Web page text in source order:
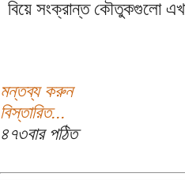
বিয়ে সংক্রান্ত কৌতুকগুলো
মন্তব্য করুন
বিস্তারিত...
৪৭৩বার পঠিত